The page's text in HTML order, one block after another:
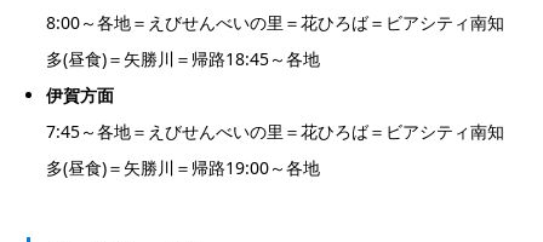
8:00～各地＝えびせんべいの里＝花ひろば＝ビアシティ南知
多(昼食)＝矢勝川＝帰路18:45～各地
伊賀方面
7:45～各地＝えびせんべいの里＝花ひろば＝ビアシティ南知
多(昼食)＝矢勝川＝帰路19:00～各地